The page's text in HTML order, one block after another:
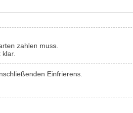
zahlen muss.
klar.
Einfrierens.